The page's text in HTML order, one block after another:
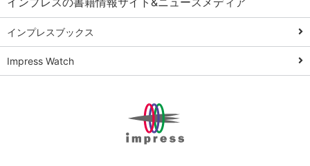
Teams踏み込み
活用術
Excel講師の仕事
術
インプレスブックス
Impress Watch